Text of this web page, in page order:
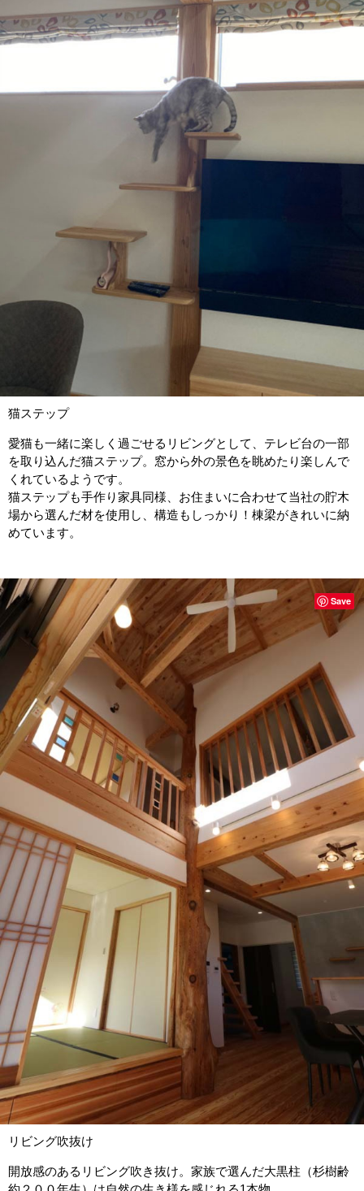
猫ステップ
愛猫も一緒に楽しく過ごせるリビングとして、テレビ台の一部
を取り込んだ猫ステップ。窓から外の景色を眺めたり楽しんで
くれているようです。
猫ステップも手作り家具同様、お住まいに合わせて当社の貯木
場から選んだ材を使用し、構造もしっかり！棟梁がきれいに納
めています。
リビング吹抜け
開放感のあるリビング吹き抜け。家族で選んだ大黒柱（杉樹齢
Save